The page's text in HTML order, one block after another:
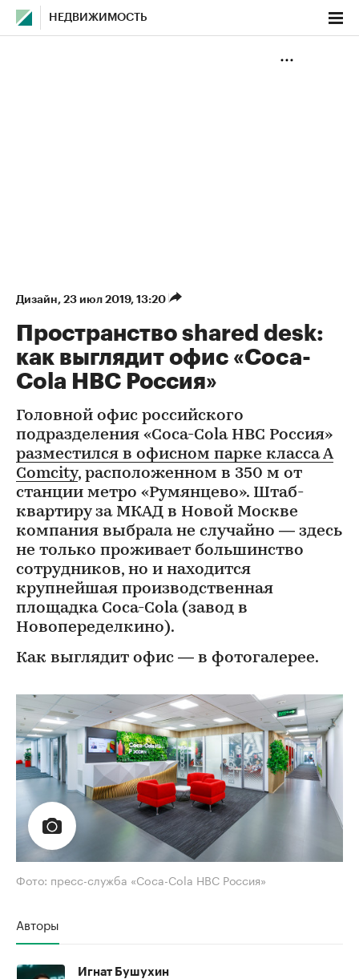
НЕДВИЖИМОСТЬ
Дизайн⁠, 23 июл 2019, 13:20
Пространство shared desk:
как выглядит офис «Coca-
Cola HBC Россия»
Головной офис российского
подразделения «Coca-Cola HBC Россия»
разместился в офисном парке класса А
Comcity, расположенном в 350 м от
станции метро «Румянцево». Штаб-
квартиру за МКАД в Новой Москве
компания выбрала не случайно — здесь
не только проживает большинство
сотрудников, но и находится
крупнейшая производственная
площадка Coca-Cola (завод в
Новопеределкино).
Как выглядит офис — в фотогалерее.
Фото: пресс-служба «Coca-Cola HBC Россия»
Авторы
Игнат Бушухин